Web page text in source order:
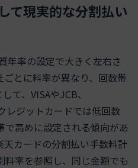
て現実的な分割払い
年率の設定で大きく左右さ
とに料率が異なり、回数帯
て、VISAやJCB、
レジットカードでは低回数
高めに設定される傾向があ
天カードの分割払い手数料計
率を参照し、同じ金額でも